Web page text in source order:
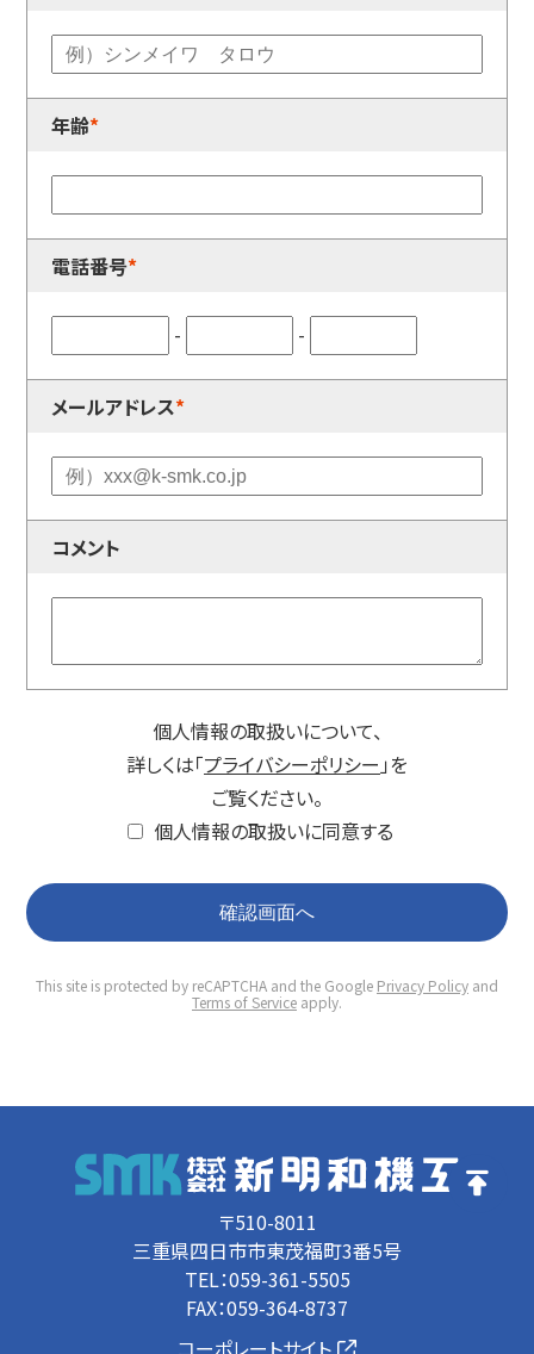
年齢*
電話番号*
- -
メールアドレス*
コメント
個人情報の取扱いについて、
詳しくは「プライバシーポリシー 」を
ご覧ください。
個人情報の取扱いに同意する
This site is protected by reCAPTCHA and the Google Privacy Policy and
Terms of Service apply.
〒510-8011
三重県四日市市東茂福町3番5号
TEL：059-361-5505
FAX：059-364-8737